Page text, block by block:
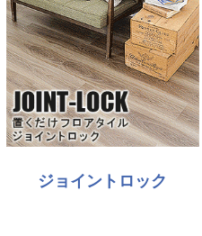
ジョイントロック